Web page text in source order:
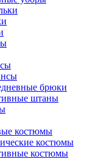
брюки
штаны
костюмы
костюмы
костюмы